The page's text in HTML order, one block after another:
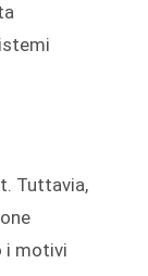
Tuttavia,
i motivi